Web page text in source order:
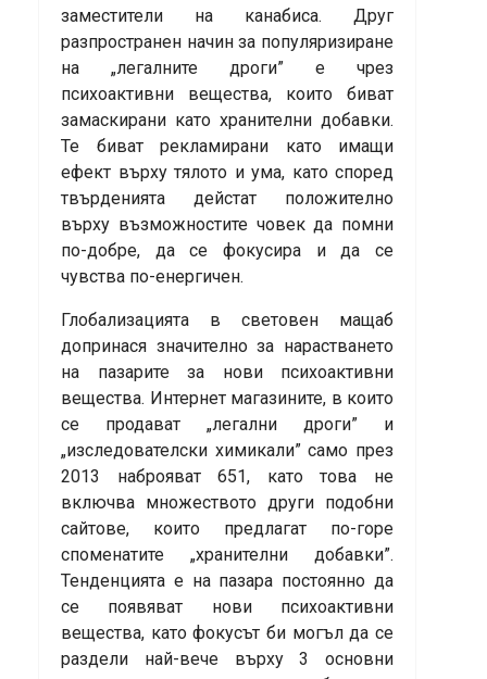
заместители на канабиса. Друг
разпространен начин за популяризиране
на „легалните дроги” е чрез
психоактивни вещества, които биват
замаскирани като хранителни добавки.
Те биват рекламирани като имащи
ефект върху тялото и ума, като според
твърденията дейстат положително
върху възможностите човек да помни
по-добре, да се фокусира и да се
чувства по-енергичен.
Глобализацията в световен мащаб
допринася значително за нарастването
на пазарите за нови психоактивни
вещества. Интернет магазините, в които
се продават „легални дроги” и
„изследователски химикали” само през
2013 наброяват 651, като това не
включва множеството други подобни
сайтове, които предлагат по-горе
споменатите „хранителни добавки”.
Тенденцията е на пазара постоянно да
се появяват нови психоактивни
вещества, като фокусът би могъл да се
раздели най-вече върху 3 основни